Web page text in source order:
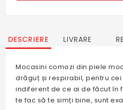
DESCRIERE LIVRARE
Mocasini comozi din piele
drăguț și respirabil, pentru cei
indiferent de ce ai de făcut în
te fac să te simți bine, sunt